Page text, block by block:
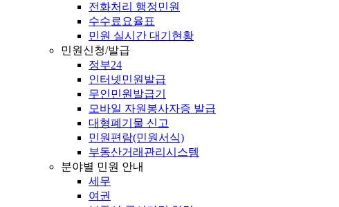
전화처리 행정민원
수수료요율표
민원 실시간 대기현황
민원신청/발급
정부24
인터넷민원발급
무인민원발급기
모바일 자원봉사자증 발급
대형폐기물 신고
민원편람(민원서식)
부동산거래관리시스템
분야별 민원 안내
세무
여권